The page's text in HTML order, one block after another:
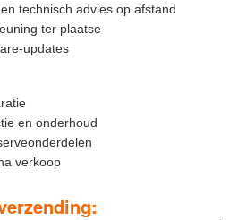
technisch advies op afstand
ter plaatse
updates
en onderhoud
verkoop